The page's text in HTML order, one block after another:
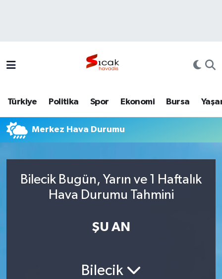
Türkiye Politika Spor Ekonomi Bursa
Merkez Hava Durumu
Bilecik Bugün, Yarın ve 1 Haftalık
Hava Durumu Tahmini
ŞU AN
Bilecik
Türkiye
Haber Arşivi